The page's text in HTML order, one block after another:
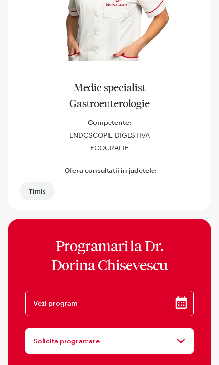
Medic specialist
Gastroenterologie
Competente:
ENDOSCOPIE DIGESTIVA
ECOGRAFIE
Ofera consultatii in judetele:
Timis
Programari laDr.
Dorina Chisevescu
Vezi program
Solicita programare